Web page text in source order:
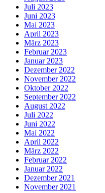
Juli 2023
Juni 2023
Mai 2023
April 2023
März 2023
Februar 2023
Januar 2023
Dezember 2022
November 2022
Oktober 2022
September 2022
August 2022
Juli 2022
Juni 2022
Mai 2022
April 2022
März 2022
Februar 2022
Januar 2022
Dezember 2021
November 2021